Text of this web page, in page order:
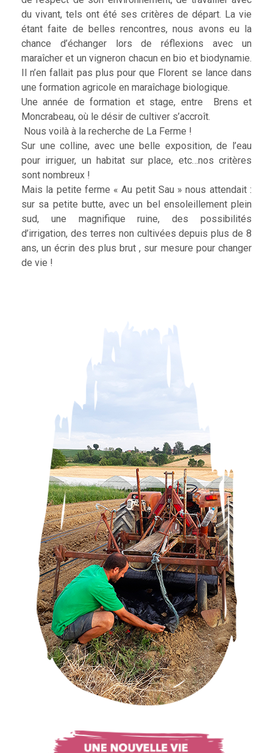
du vivant, tels ont été ses critères de départ. La vie
étant faite de belles rencontres, nous avons eu la
chance d’échanger lors de réflexions avec un
maraîcher et un vigneron chacun en bio et biodynamie.
Il n’en fallait pas plus pour que Florent se lance dans
une formation agricole en maraîchage biologique.
Une année de formation et stage, entre Brens et
Moncrabeau, où le désir de cultiver s’accroît.
Nous voilà à la recherche de La Ferme !
Sur une colline, avec une belle exposition, de l’eau
pour irriguer, un habitat sur place, etc…nos critères
sont nombreux !
Mais la petite ferme « Au petit Sau » nous attendait :
sur sa petite butte, avec un bel ensoleillement plein
sud, une magnifique ruine, des possibilités
d’irrigation, des terres non cultivées depuis plus de 8
ans, un écrin des plus brut , sur mesure pour changer
de vie !